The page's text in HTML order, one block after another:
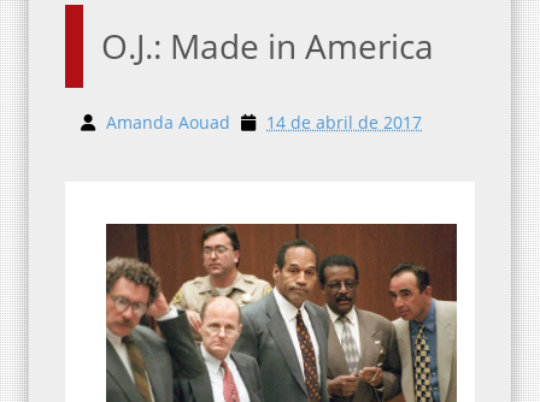
O.J.: Made in America
Amanda Aouad 14 de abril de 2017